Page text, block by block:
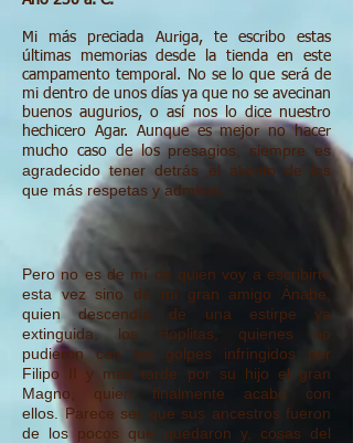
Mi más preciada Auriga, te escribo estas
últimas memorias desde la tienda en este
campamento temporal. No se lo que será de
mi dentro de unos días ya que no se avecinan
buenos augurios, o así nos lo dice nuestro
hechicero Agar. Aunque es mejor no hacer
mucho caso de los presagios, siempre es
agradecido tener detrás el aliento de los
que más respetas y admiras.
Pero no es de mí de quien voy a escribirte
esta vez sino de mi gran amigo Ánabe,
quien descendía de una estirpe ya
extinguida, los Hoplitas, quienes no
pudieron con los golpes infringidos por
Filipo II y mástarde por su hijo el gran
Magno, quien finalmente acabó con
ellos. Parece ser que sus ancestros fueron
de los pocos que quedaron y, cosas del